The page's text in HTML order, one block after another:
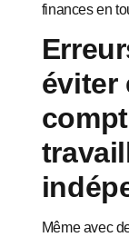
finances en
éviter
Même avec